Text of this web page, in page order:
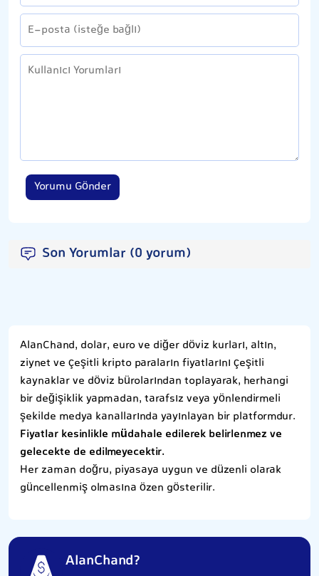
Yorumu Gönder
Son Yorumlar (0 yorum)
AlanChand, dolar, euro ve diğer döviz kurları, altın,
ziynet ve çeşitli kripto paraların fiyatlarını çeşitli
kaynaklar ve döviz bürolarından toplayarak, herhangi
bir değişiklik yapmadan, tarafsız veya yönlendirmeli
şekilde medya kanallarında yayınlayan bir platformdur.
Fiyatlar kesinlikle müdahale edilerek belirlenmez ve
gelecekte de edilmeyecektir.
Her zaman doğru, piyasaya uygun ve düzenli olarak
güncellenmiş olmasına özen gösterilir.
AlanChand?